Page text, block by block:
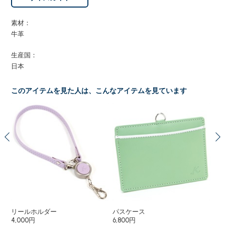
素材：
牛革
生産国：
日本
このアイテムを見た人は、こんなアイテムを見ています
リールホルダー
4,000円
パスケース
6,800円